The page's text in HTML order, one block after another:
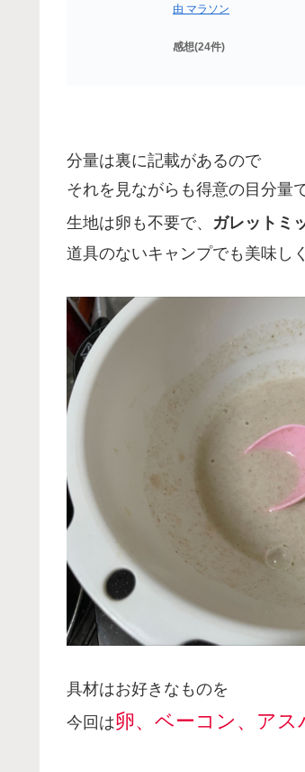
由 マラソン
感想(24件)
分量は裏に記載があるので
それを見ながらも得意の目分量
生地は卵も不要で、 ガレットミ
道具のないキャンプでも美味し
具材はお好きなものを
今回は卵、ベーコン、アス